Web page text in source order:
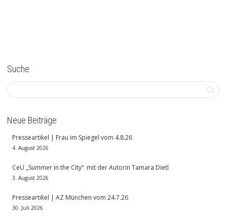
Suche
Neue Beiträge
Presseartikel | Frau im Spiegel vom 4.8.26
4. August 2026
CeU „Summer in the City“ mit der Autorin Tamara Dietl
3. August 2026
Presseartikel | AZ München vom 24.7.26
30. Juli 2026